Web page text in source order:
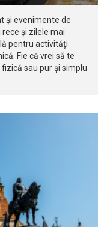
și evenimente de
și zilele mai
pentru activități
Fie că vrei să te
sau pur și simplu